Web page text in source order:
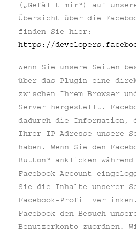
(„Gefällt mir“) auf
Übersicht über die
finden Sie hier:
https://
Wenn Sie unsere Seiten
über das Plugin eine
zwischen Ihrem Browser
Server hergestellt.
dadurch die Information,
Ihrer IP-Adresse unsere
haben. Wenn Sie den
Button“ anklicken
Facebook-Account
Sie die Inhalte unserer
Facebook-Profil
Facebook den Besuch
Benutzerkonto zuordnen.